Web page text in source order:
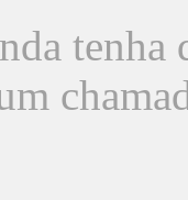
tenha